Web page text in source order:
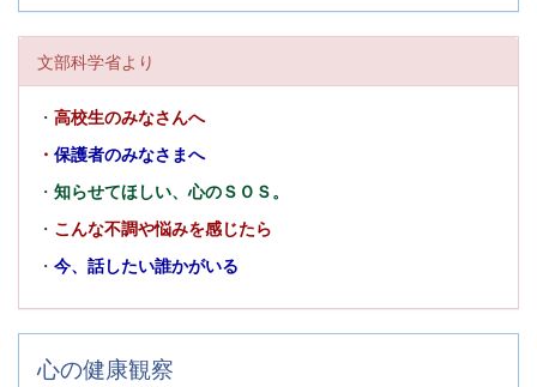
文部科学省より
・ 高校生のみなさんへ
・ 保護者のみなさまへ
・ 知らせてほしい、心のＳＯＳ。
・ こんな不調や悩みを感じたら
・ 今、話したい誰かがいる
心の健康観察